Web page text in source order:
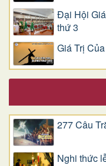
Đại Hội
thứ 3
Giá Trị
277 Câu
Nghi thức